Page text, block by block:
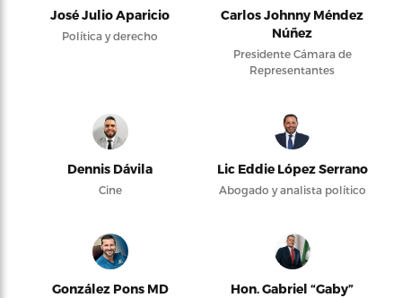
José Julio Aparicio
Política y derecho
Carlos Johnny Méndez
Núñez
Presidente Cámara de
Representantes
Dennis Dávila
Cine
Lic Eddie López Serrano
Abogado y analista político
González Pons MD
Hon. Gabriel “Gaby”